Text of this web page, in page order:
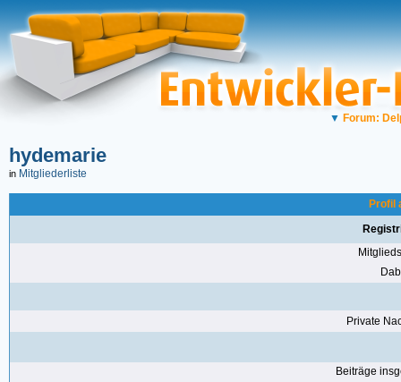
▼ Forum:
hydemarie
in Mitgliederliste
Profil
Private
Beiträge